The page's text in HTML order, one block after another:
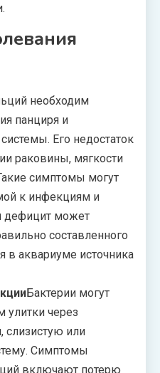
необходим
панциря и
Его недостаток
раковины, мягкости
симптомы могут
к инфекциям и
дефицит может
составленного
в аквариуме источника
Бактерии могут
улитки через
слизистую или
Симптомы
включают потерю